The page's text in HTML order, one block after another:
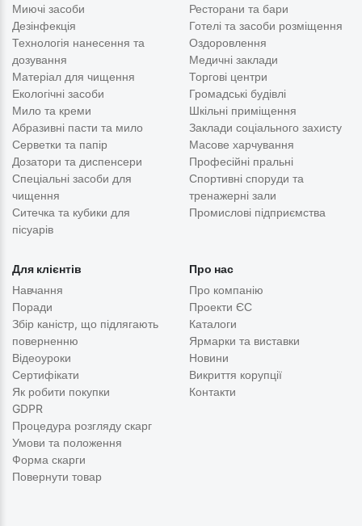
Миючі засоби
Дезінфекція
Технологія нанесення та
дозування
Матеріал для чищення
Екологічні засоби
Мило та креми
Абразивні пасти та мило
Серветки та папір
Дозатори та диспенсери
Спеціальні засоби для
чищення
Ситечка та кубики для
пісуарів
Ресторани та бари
Готелі та засоби розміщення
Оздоровлення
Медичні заклади
Торгові центри
Громадські будівлі
Шкільні приміщення
Заклади соціального захисту
Масове харчування
Професійні пральні
Спортивні споруди та
тренажерні зали
Промислові підприємства
Для клієнтів
Навчання
Поради
Збір каністр, що підлягають
поверненню
Відеоуроки
Сертифікати
Як робити покупки
GDPR
Процедура розгляду скарг
Умови та положення
Форма скарги
Повернути товар
Про нас
Про компанію
Проекти ЄС
Каталоги
Ярмарки та виставки
Новини
Викриття корупції
Контакти